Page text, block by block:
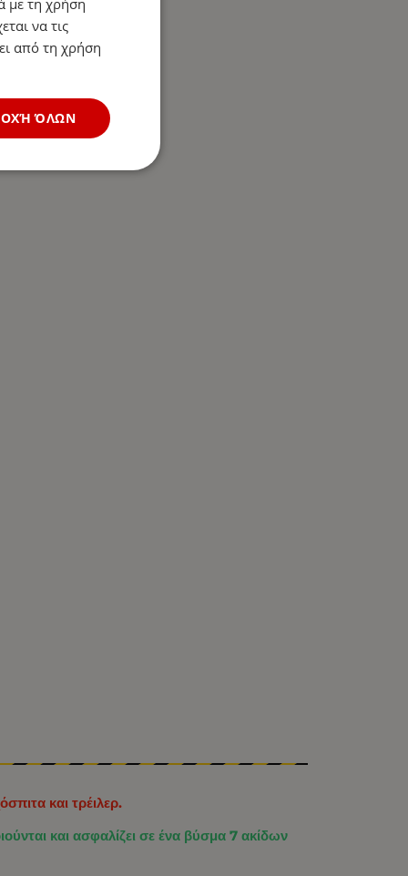
και τρέιλερ.
και ασφαλίζει σε ένα βύσμα 7 ακίδων
με τη χρήση
να τις
από τη χρήση
ΌΛΩΝ